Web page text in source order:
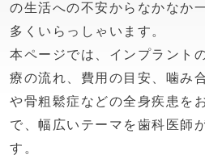
の生活への不安からなかなか
多くいらっしゃいます。
本ページでは、インプラント
療の流れ、費用の目安、噛み
や骨粗鬆症などの全身疾患を
で、幅広いテーマを歯科医師
す。